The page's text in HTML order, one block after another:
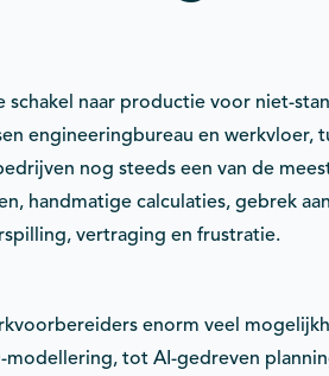
naar productie voor niet-
engineeringbureau en werkvloer,
nog steeds een van de
handmatige calculaties, gebrek
vertraging en frustratie.
enorm veel
tot AI-gedreven